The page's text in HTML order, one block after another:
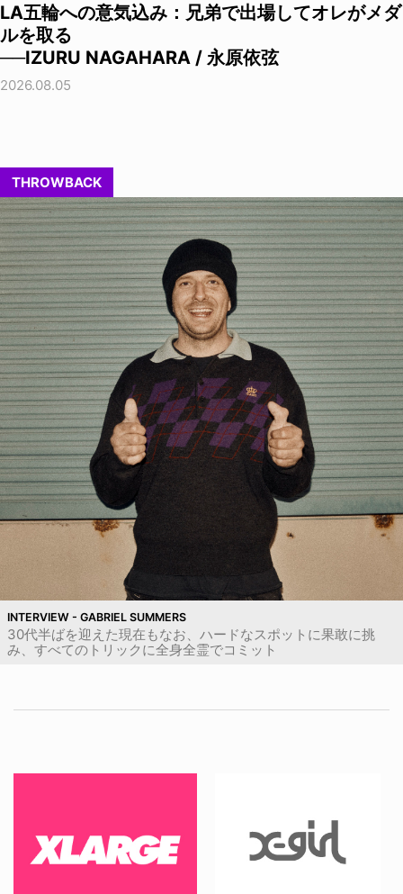
LA五輪への意気込み：兄弟で出場してオレがメダ
ルを取る
──IZURU NAGAHARA / 永原依弦
2026.08.05
THROWBACK
INTERVIEW - GABRIEL SUMMERS
30代半ばを迎えた現在もなお、ハードなスポットに果敢に挑
み、すべてのトリックに全身全霊でコミット